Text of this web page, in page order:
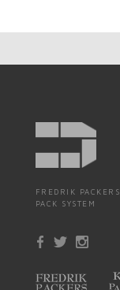
FREDRIK PACKERS
PACK SYSTEM